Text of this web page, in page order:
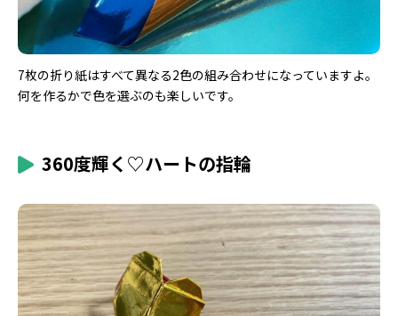
7枚の折り紙はすべて異なる2色の組み合わせになっていますよ。
何を作るかで色を選ぶのも楽しいです。
360度輝く♡ハートの指輪